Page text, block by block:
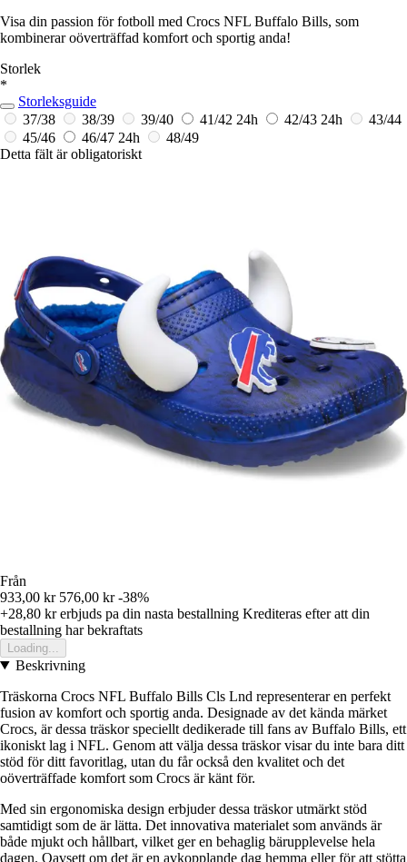
Visa din passion för fotboll med Crocs NFL Buffalo Bills, som
kombinerar oöverträffad komfort och sportig anda!
Storlek
*
Storleksguide
37/38
38/39 39/40 41/42 24h 42/43 24h
43/44
45/46
46/47 24h
48/49
Detta fält är obligatoriskt
Från
933,00 kr 576,00 kr -38%
+28,80 krerbjuds pa din nasta bestallning Krediteras efter att din
bestallning har bekraftats
Loading...
Beskrivning
Träskorna Crocs NFL Buffalo Bills Cls Lnd representerar en perfekt
fusion av komfort och sportig anda. Designade av det kända märket
Crocs, är dessa träskor speciellt dedikerade till fans av Buffalo Bills, ett
ikoniskt lag i NFL. Genom att välja dessa träskor visar du inte bara ditt
stöd för ditt favoritlag, utan du får också den kvalitet och det
oöverträffade komfort som Crocs är känt för.
Med sin ergonomiska design erbjuder dessa träskor utmärkt stöd
samtidigt som de är lätta. Det innovativa materialet som används är
både mjukt och hållbart, vilket ger en behaglig bärupplevelse hela
dagen. Oavsett om det är en avkopplande dag hemma eller för att stötta